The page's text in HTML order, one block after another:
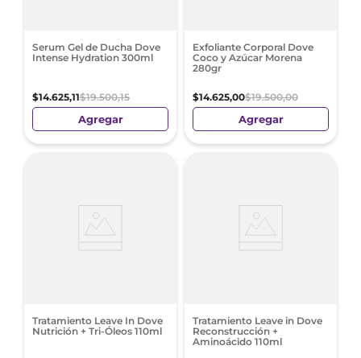
Serum Gel de Ducha Dove
Intense Hydration 300ml
$14.625,11$19.500,15
Agregar
Exfoliante Corporal Dove
Coco y Azúcar Morena
280gr
$14.625,00$19.500,00
Agregar
Tratamiento Leave In Dove
Nutrición + Tri-Óleos 110ml
Tratamiento Leave in Dove
Reconstrucción +
Aminoácido 110ml